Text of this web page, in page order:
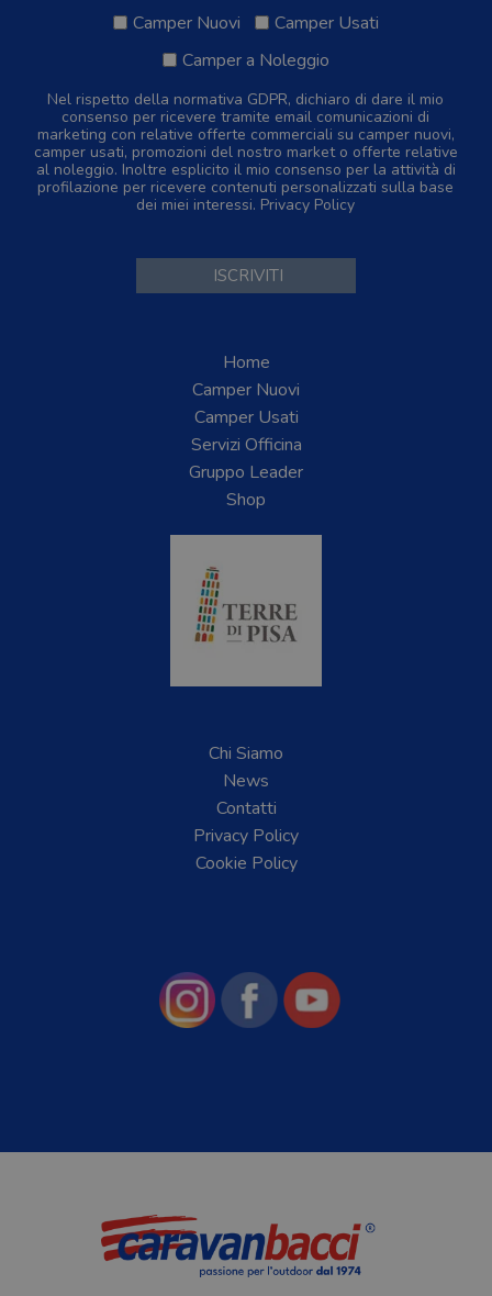
Camper Nuovi
Camper Usati
Camper a Noleggio
Nel rispetto della normativa GDPR, dichiaro di dare il mio
consenso per ricevere tramite email comunicazioni di
marketing con relative offerte commerciali su camper nuovi,
camper usati, promozioni del nostro market o offerte relative
al noleggio. Inoltre esplicito il mio consenso per la attività di
profilazione per ricevere contenuti personalizzati sulla base
dei miei interessi. Privacy Policy
Home
Camper Nuovi
Camper Usati
Servizi Officina
Gruppo Leader
Shop
Chi Siamo
News
Contatti
Privacy Policy
Cookie Policy